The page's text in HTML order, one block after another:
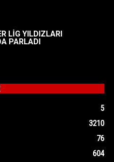
LİG YILDIZLARI
PARLADI
5
3210
76
604